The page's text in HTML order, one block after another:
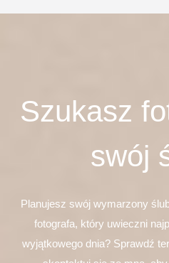
Szukasz
swój
Planujesz swój wymarzony
fotografa, który uwieczni
wyjątkowego dnia? Sprawdź